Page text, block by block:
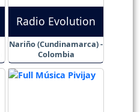
Radio Evolution
Nariño (Cundinamarca) -
Colombia